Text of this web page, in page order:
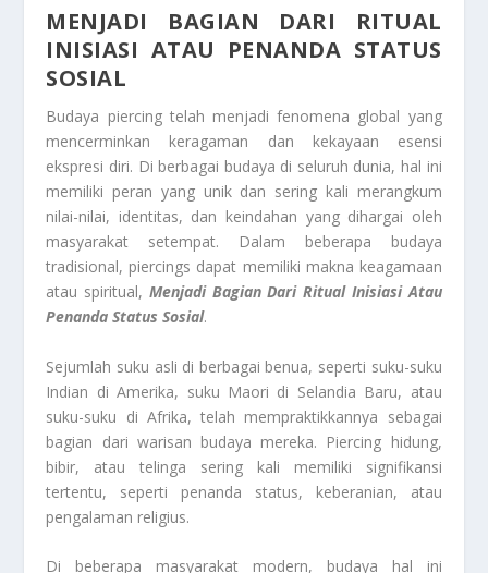
MENJADI BAGIAN DARI RITUAL
INISIASI ATAU PENANDA STATUS
SOSIAL
Budaya piercing telah menjadi fenomena global yang
mencerminkan keragaman dan kekayaan esensi
ekspresi diri. Di berbagai budaya di seluruh dunia, hal ini
memiliki peran yang unik dan sering kali merangkum
nilai-nilai, identitas, dan keindahan yang dihargai oleh
masyarakat setempat. Dalam beberapa budaya
tradisional, piercings dapat memiliki makna keagamaan
atau spiritual, Menjadi Bagian Dari Ritual Inisiasi Atau
Penanda Status Sosial.
Sejumlah suku asli di berbagai benua, seperti suku-suku
Indian di Amerika, suku Maori di Selandia Baru, atau
suku-suku di Afrika, telah mempraktikkannya sebagai
bagian dari warisan budaya mereka. Piercing hidung,
bibir, atau telinga sering kali memiliki signifikansi
tertentu, seperti penanda status, keberanian, atau
pengalaman religius.
Di beberapa masyarakat modern, budaya hal ini